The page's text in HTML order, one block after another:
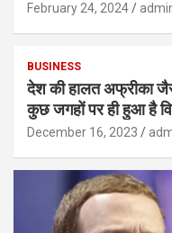
February 24, 2024
BUSINESS
देश की हालत अफ्रीका
कुछ जगहों पर ही हुआ है
December 16, 2023